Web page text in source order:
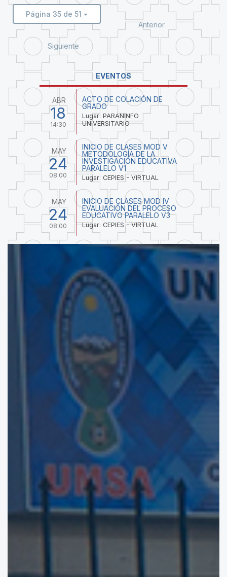
Página 35 de 51
Anterior
Siguiente
EVENTOS
ABR
18
14:30
ACTO DE COLACIÓN DE
GRADO
Lugar: PARANINFO
UNIVERSITARIO
MAY
24
08:00
INICIO DE CLASES MOD V
METODOLOGÍA DE LA
INVESTIGACIÓN EDUCATIVA
PARALELO V1
Lugar: CEPIES - VIRTUAL
MAY
24
08:00
INICIO DE CLASES MOD IV
EVALUACIÓN DEL PROCESO
EDUCATIVO PARALELO V3
Lugar: CEPIES - VIRTUAL